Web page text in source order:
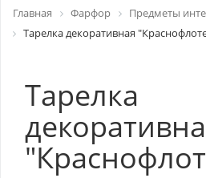
Главная Фарфор
Предметы
Тарелка декоративная
Тарелка